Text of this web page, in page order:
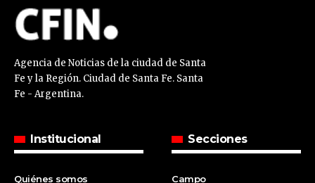
Agencia de Noticias de la ciudad de Santa
Fe y la Región. Ciudad de Santa Fe. Santa
Fe - Argentina.
Institucional
Quiénes somos
Secciones
Campo